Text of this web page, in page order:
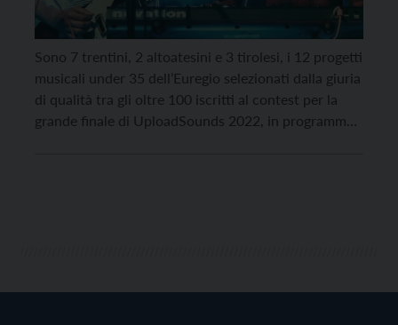
Sono 7 trentini, 2 altoatesini e 3 tirolesi, i 12 progetti
musicali under 35 dell’Euregio selezionati dalla giuria
di qualità tra gli oltre 100 iscritti al contest per la
grande finale di UploadSounds 2022, in programma